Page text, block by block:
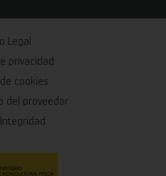
Legal
privacidad
cookies
del proveedor